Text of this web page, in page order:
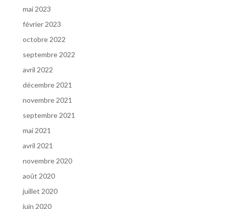
mai 2023
février 2023
octobre 2022
septembre 2022
avril 2022
décembre 2021
novembre 2021
septembre 2021
mai 2021
avril 2021
novembre 2020
août 2020
juillet 2020
juin 2020